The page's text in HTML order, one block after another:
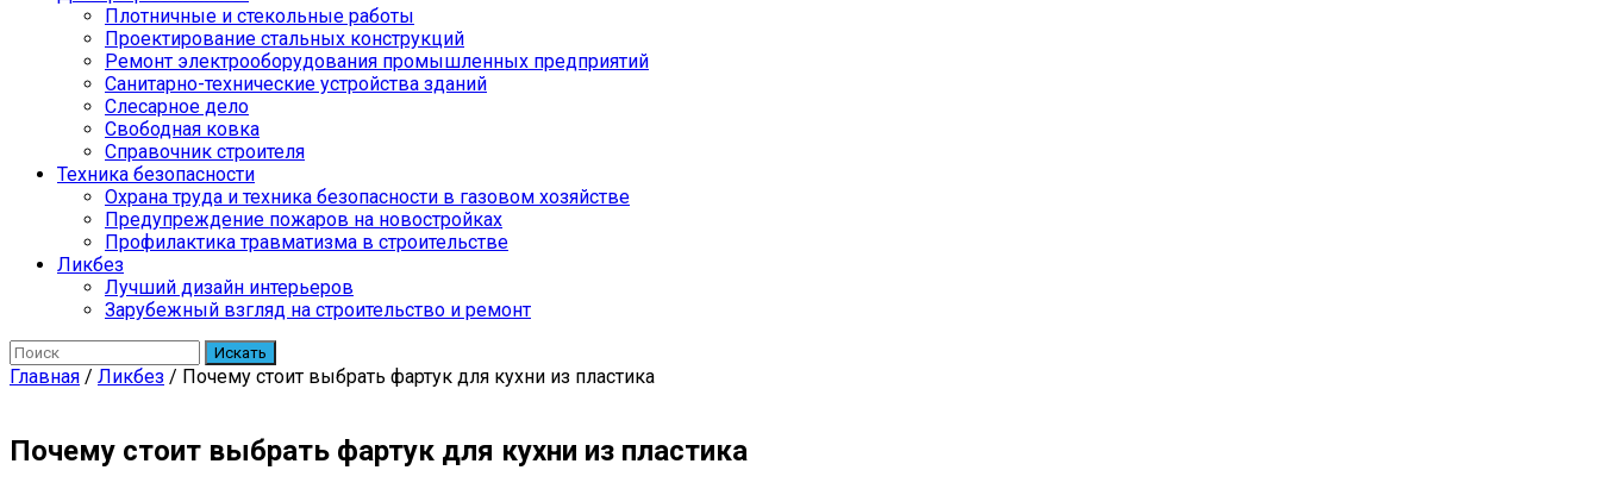
Плотничные и стекольные работы
Проектирование стальных конструкций
Ремонт электрооборудования промышленных предприятий
Санитарно-технические устройства зданий
Слесарное дело
Свободная ковка
Справочник строителя
Техника безопасности
Охрана труда и техника безопасности в газовом хозяйстве
Предупреждение пожаров на новостройках
Профилактика травматизма в строительстве
Ликбез
Лучший дизайн интерьеров
Зарубежный взгляд на строительство и ремонт
Искать
Главная / Ликбез / Почему стоит выбрать фартук для кухни из пластика
Почему стоит выбрать фартук для кухни из пластика